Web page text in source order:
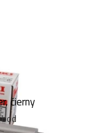
čierny